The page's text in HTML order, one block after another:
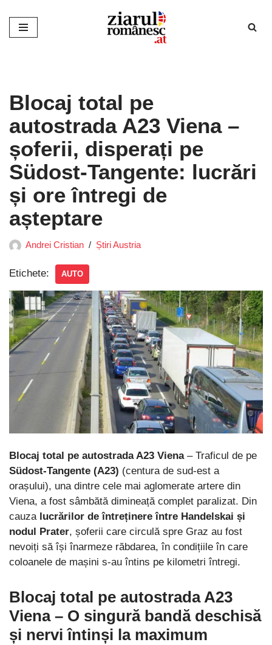
Sari
Blocaj total pe
autostrada A23 Viena –
șoferii, disperați pe
Südost-Tangente: lucrări
și ore întregi de
așteptare
Andrei Cristian Știri Austria
Etichete: AUTO
Blocaj total pe autostrada A23 Viena– Traficul de pe
Südost-Tangente (A23) (centura de sud-est a
orașului), una dintre cele mai aglomerate artere din
Viena, a fost sâmbătă dimineață complet paralizat. Din
cauza lucrărilor de întreținere între Handelskai și
nodul Prater, șoferii care circulă spre Graz au fost
nevoiți să își înarmeze răbdarea, în condițiile în care
coloanele de mașini s-au întins pe kilometri întregi.
Blocaj total pe autostrada A23
Viena– O singură bandă deschisă
și nervi întinși la maximum